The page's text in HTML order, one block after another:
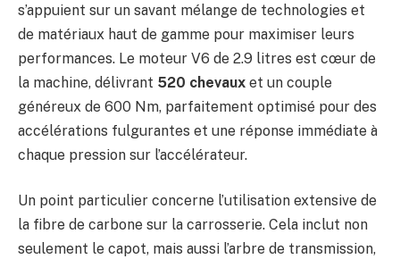
s’appuient sur un savant mélange de technologies et
de matériaux haut de gamme pour maximiser leurs
performances. Le moteur V6 de 2.9 litres est cœur de
la machine, délivrant 520 chevaux et un couple
généreux de 600 Nm, parfaitement optimisé pour des
accélérations fulgurantes et une réponse immédiate à
chaque pression sur l’accélérateur.
Un point particulier concerne l’utilisation extensive de
la fibre de carbone sur la carrosserie. Cela inclut non
seulement le capot, mais aussi l’arbre de transmission,